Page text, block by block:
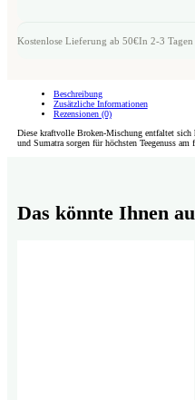
Kostenlose Lieferung ab 50€In 2-3
Beschreibung
Zusätzliche Informationen
Rezensionen (0)
Diese kraftvolle Broken-Mischung entfaltet sich
und Sumatra sorgen für höchsten Teegenuss am
Das könnte Ihnen